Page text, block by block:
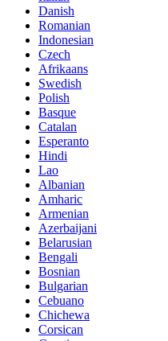
Danish
Romanian
Indonesian
Czech
Afrikaans
Swedish
Polish
Basque
Catalan
Esperanto
Hindi
Lao
Albanian
Amharic
Armenian
Azerbaijani
Belarusian
Bengali
Bosnian
Bulgarian
Cebuano
Chichewa
Corsican